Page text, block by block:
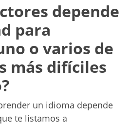
depende
para
o varios de
más difíciles
un idioma depende
te listamos a